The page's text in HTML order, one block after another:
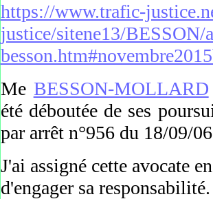
https://www.trafic-
justice/sitene13/BESSON/
Me BESSON-MOLLARD
été déboutée de ses
par arrêt n°956 du 18/09/
J'ai assigné cette avocate
d'engager sa responsabilité.